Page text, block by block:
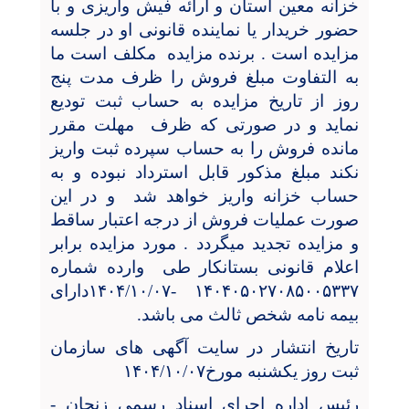
خزانه معین استان و ارائه فیش واریزی و با
حضور خریدار یا نماینده قانونی او در جلسه
مزایده است . برنده مزایده
مکلف است ما
به التفاوت مبلغ فروش را ظرف مدت پنج
روز از تاریخ مزایده به حساب ثبت تودیع
نماید و در صورتی که ظرف
مهلت مقرر
مانده فروش را به حساب سپرده ثبت واریز
نکند مبلغ مذکور قابل استرداد نبوده و به
حساب خزانه واریز خواهد شد
و در این
صورت عملیات فروش از درجه اعتبار ساقط
و مزایده تجدید میگردد . مورد مزایده برابر
اعلام قانونی بستانکار طی
وارده شماره
۱۴۰۴۰۵۰۲۷۰۸۵۰۰۵۳۳۷ -۱۴۰۴/۱۰/۰۷دارای
بیمه نامه شخص ثالث می باشد.
تاریخ انتشار در سایت آگهی های سازمان
ثبت روز یکشنبه مورخ۱۴۰۴/۱۰/۰۷
رئیس اداره اجرای اسناد رسمی زنجان -